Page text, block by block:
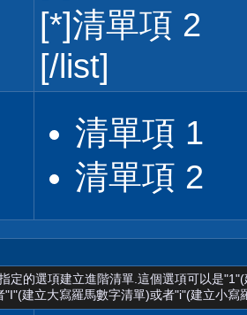
[*]清單項 2
[/list]
清單項 1
清單項 2
定的選項建立進階清單.這個選項可以是
"I"(建立大寫羅馬數字清單)或者"i"(建立小寫